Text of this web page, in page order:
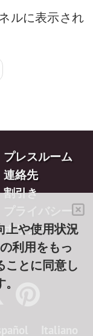
ルに表示され
プレスルーム
連絡先
割引き
プライバシー
ポリシー
上や使用状況
利用をもっ
ことに同意し